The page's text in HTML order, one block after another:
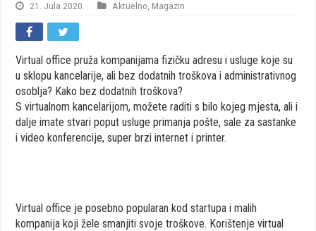
21. Jula 2020. Aktuelno Magazin
Virtual office pruža kompanijama fizičku adresu i usluge koje su
u sklopu kancelarije, ali bez dodatnih troškova i administrativnog
osoblja? Kako bez dodatnih troškova?
S virtualnom kancelarijom, možete raditi s bilo kojeg mjesta, ali i
dalje imate stvari poput usluge primanja pošte, sale za sastanke
i video konferencije, super brzi internet i printer.
Virtual office je posebno popularan kod startupa i malih
kompanija koji žele smanjiti svoje troškove. Korištenje virtual